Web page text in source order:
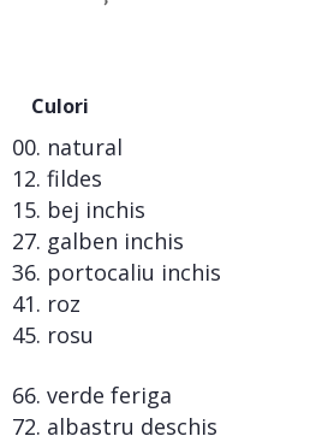
Culori
00. natural
12. fildes
15. bej inchis
27. galben inchis
36. portocaliu inchis
41. roz
45. rosu
66. verde feriga
72. albastru deschis